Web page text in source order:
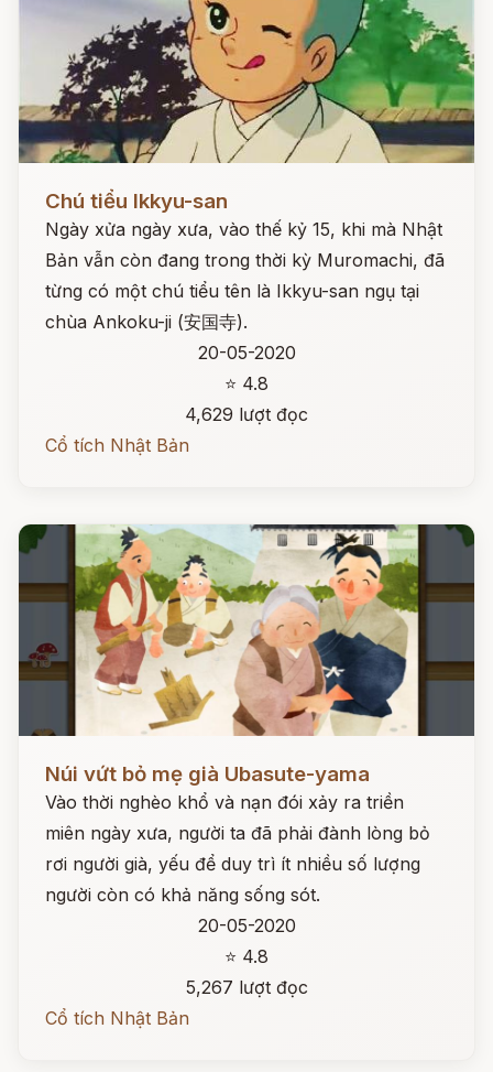
Chú tiểu Ikkyu-san
Ngày xửa ngày xưa, vào thế kỷ 15, khi mà Nhật
Bản vẫn còn đang trong thời kỳ Muromachi, đã
từng có một chú tiểu tên là Ikkyu-san ngụ tại
chùa Ankoku-ji (安国寺).
20-05-2020
⭐ 4.8
4,629 lượt đọc
Cổ tích Nhật Bản
Núi vứt bỏ mẹ già Ubasute-yama
Vào thời nghèo khổ và nạn đói xảy ra triền
miên ngày xưa, người ta đã phải đành lòng bỏ
rơi người già, yếu để duy trì ít nhiều số lượng
người còn có khả năng sống sót.
20-05-2020
⭐ 4.8
5,267 lượt đọc
Cổ tích Nhật Bản